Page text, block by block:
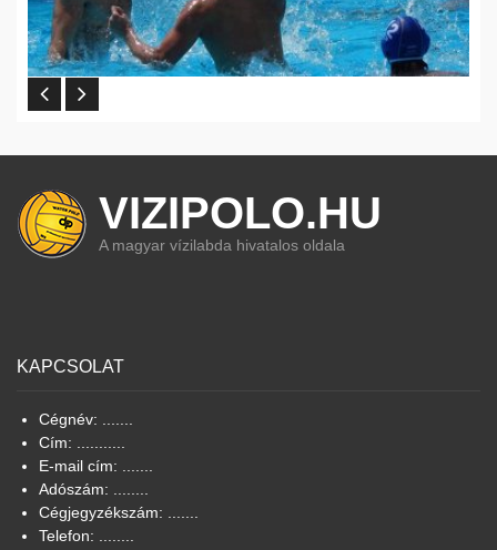
VIZIPOLO.HU
A magyar vízilabda hivatalos oldala
KAPCSOLAT
Cégnév: .......
Cím: ...........
E-mail cím: .......
Adószám: ........
Cégjegyzékszám: .......
Telefon: ........